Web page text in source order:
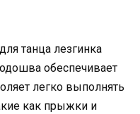
танца лезгинка
обеспечивает
легко выполнять
как прыжки и